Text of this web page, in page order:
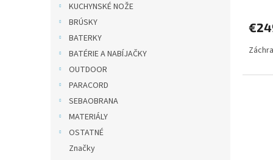
KUCHYNSKÉ NOŽE
BRÚSKY
BATERKY
BATÉRIE A NABÍJAČKY
OUTDOOR
PARACORD
SEBAOBRANA
MATERIÁLY
OSTATNÉ
Značky